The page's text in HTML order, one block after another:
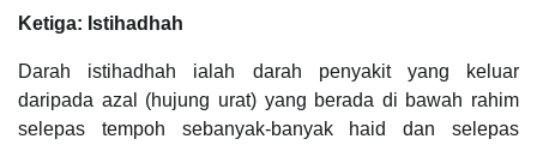
Ketiga: Istihadhah
Darah istihadhah ialah darah penyakit yang keluar
daripada azal (hujung urat) yang berada di bawah rahim
selepas tempoh sebanyak-banyak haid dan selepas